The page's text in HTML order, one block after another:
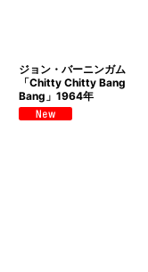
ジョン・バーニンガム
「Chitty Chitty Bang
Bang」1964年